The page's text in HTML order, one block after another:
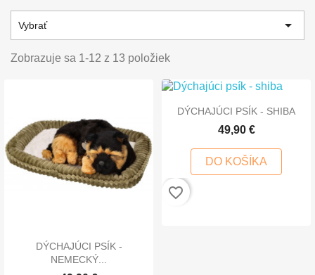
Vybrať 
Zobrazuje sa 1-12 z 13 položiek
DÝCHAJÚCI PSÍK -
NEMECKÝ...
DÝCHAJÚCI PSÍK - SHIBA
49,90 €
DO KOŠÍKA
favorite_border